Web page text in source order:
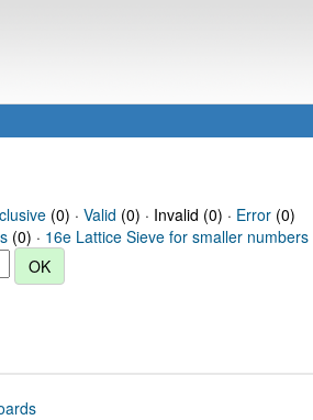
(0) · Valid (0) · Invalid (0) · Error(0)
(0) · 16e Lattice Sieve for smaller numbers